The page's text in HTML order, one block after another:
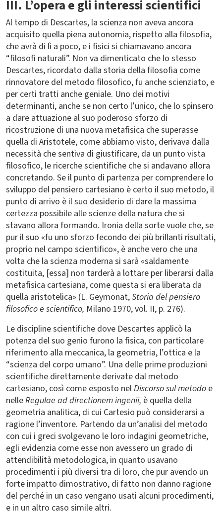
III. L’opera e gli interessi scientifici
Al tempo di Descartes, la scienza non aveva ancora
acquisito quella piena autonomia, rispetto alla filosofia,
che avrà di lì a poco, e i fisici si chiamavano ancora
“filosofi naturali”. Non va dimenticato che lo stesso
Descartes, ricordato dalla storia della filosofia come
rinnovatore del metodo filosofico, fu anche scienziato, e
per certi tratti anche geniale. Uno dei motivi
determinanti, anche se non certo l’unico, che lo spinsero
a dare attuazione al suo poderoso sforzo di
ricostruzione di una nuova metafisica che superasse
quella di Aristotele, come abbiamo visto, derivava dalla
necessità che sentiva di giustificare, da un punto vista
filosofico, le ricerche scientifiche che si andavano allora
concretando. Se il punto di partenza per comprendere lo
sviluppo del pensiero cartesiano è certo il suo metodo, il
punto di arrivo è il suo desiderio di dare la massima
certezza possibile alle scienze della natura che si
stavano allora formando. Ironia della sorte vuole che, se
pur il suo «fu uno sforzo fecondo dei più brillanti risultati,
proprio nel campo scientifico», è anche vero che una
volta che la scienza moderna si sarà «saldamente
costituita, [essa] non tarderà a lottare per liberarsi dalla
metafisica cartesiana, come questa si era liberata da
quella aristotelica» (L. Geymonat,Storia del pensiero
filosofico e scientifico, Milano 1970, vol. II, p. 276).
Le discipline scientifiche dove Descartes applicò la
potenza del suo genio furono la fisica, con particolare
riferimento alla meccanica, la geometria, l’ottica e la
“scienza del corpo umano”. Una delle prime produzioni
scientifiche direttamente derivate dal metodo
cartesiano, così come esposto nelDiscorso sul metodo e
nelleRegulae ad directionem ingenii, è quella della
geometria analitica, di cui Cartesio può considerarsi a
ragione l’inventore. Partendo da un’analisi del metodo
con cui i greci svolgevano le loro indagini geometriche,
egli evidenzia come esse non avessero un grado di
attendibilità metodologica, in quanto usavano
procedimenti i più diversi tra di loro, che pur avendo un
forte impatto dimostrativo, di fatto non danno ragione
del perché in un caso vengano usati alcuni procedimenti,
e in un altro caso simile altri.